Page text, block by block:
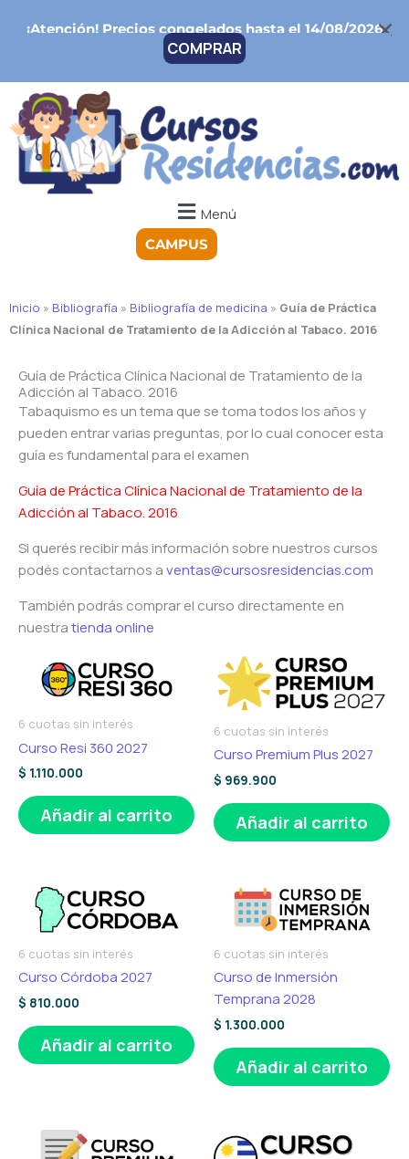
¡Atención!Precios congelados hasta el 14/08/2026
COMPRAR
Menú
CAMPUS
Inicio » Bibliografía » Bibliografía de medicina » Guía de Práctica
Clínica Nacional de Tratamiento de la Adicción al Tabaco. 2016
Guía de Práctica Clínica Nacional de Tratamiento de la
Adicción al Tabaco. 2016
Tabaquismo es un tema que se toma todos los años y
pueden entrar varias preguntas, por lo cual conocer esta
guía es fundamental para el examen
Guía de Práctica Clínica Nacional de Tratamiento de la
Adicción al Tabaco. 2016
Si querés recibir más información sobre nuestros cursos
podés contactarnos aventas@cursosresidencias.com
También podrás comprar el curso directamente en
nuestratienda online
6 cuotas sin interés
Curso Resi 360 2027
$ 1.110.000
Añadir al carrito
6 cuotas sin interés
Curso Premium Plus 2027
$ 969.900
Añadir al carrito
6 cuotas sin interés
Curso Córdoba 2027
$ 810.000
Añadir al carrito
6 cuotas sin interés
Curso de Inmersión
Temprana 2028
$ 1.300.000
Añadir al carrito